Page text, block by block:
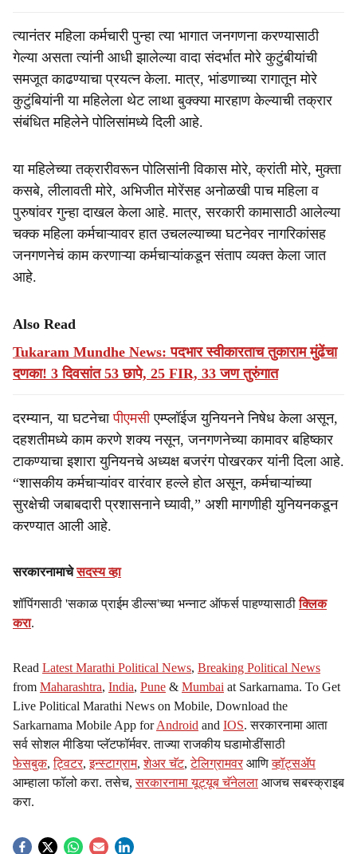
त्यानंतर महिला कर्मचारी पुन्हा त्या भागात जनगणना करण्यासाठी
गेल्या असता त्यांनी आधी झालेल्या वादा संदर्भात मोरे कुटुंबीयांची
समजूत काढण्याचा प्रयत्न केला. मात्र, भांडणाच्या रागातून मोरे
कुटुंबियांनी या महिलेला थेट लाथा बुक्क्या मारहाण केल्याची तक्रार
संबंधित महिलेने पोलिसांमध्ये दिली आहे.
या महिलेच्या तक्रारीवरून पोलिसांनी विकास मोरे, क्रांती मोरे, मुक्ता
कसबे, लीलावती मोरे, अभिजीत मोरेंसह अनोळखी पाच महिला व
पुरुषांवर गुन्हा दाखल केला आहे. मात्र, सरकारी कामासाठी आलेल्या
चक्क महिला कर्मचाऱ्यावर हात उचलल्याच्या घटनेवर नागरिकांसह
जनगणनेचं काम करणाऱ्या कर्मचाऱ्यांकडून संताप व्यक्त केला जात
आहे.
Also Read
Tukaram Mundhe News: पदभार स्वीकारताच तुकाराम मुंढेंचा
दणका! 3 दिवसांत 53 छापे, 25 FIR, 33 जण तुरुंगात
दरम्यान, या घटनेचापीएमसीएम्प्लॉईज युनियनने निषेध केला असून,
दहशतीमध्ये काम करणे शक्य नसून, जनगणनेच्या कामावर बहिष्कार
टाकण्याचा इशारा युनियनचे अध्यक्ष बजरंग पोखरकर यांनी दिला आहे.
“शासकीय कर्मचाऱ्यांवर वारंवार हल्ले होत असून, कर्मचाऱ्यांच्या
सुरक्षेची जबाबदारी प्रशासनाने घ्यावी,” अशी मागणीही युनियनकडून
करण्यात आली आहे.
सरकारनामाचेसदस्य व्हा
शॉपिंगसाठी 'सकाळ प्राईम डील्स'च्या भन्नाट ऑफर्स पाहण्यासाठीक्लिक
करा.
Read Latest Marathi Political News, Breaking Political News
from Maharashtra, India, Pune & Mumbai at Sarkarnama. To Get
Live Political Marathi News on Mobile, Download the
Sarkarnama Mobile App forAndroid and IOS. सरकारनामा आता
सर्व सोशल मीडिया प्लॅटफॉर्मवर. ताज्या राजकीय घडामोडींसाठी
फेसबुक,ट्विटर,इन्स्टाग्राम,शेअर चॅट,टेलिग्रामवर आणिव्हॉट्सॲप
आम्हाला फॉलो करा. तसेच,सरकारनामा यूट्यूब चॅनेलला आजच सबस्क्राइब
करा.